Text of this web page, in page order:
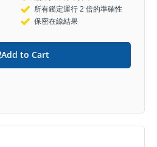
所有鑑定運行 2 倍的準確性
保密在線結果
Add to Cart